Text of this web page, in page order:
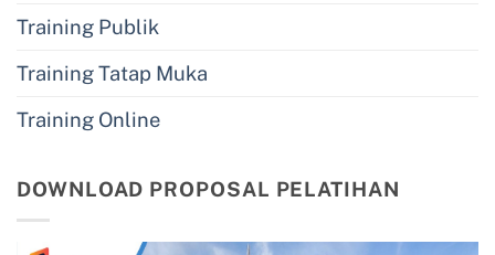
Training Publik
Training Tatap Muka
Training Online
DOWNLOAD PROPOSAL PELATIHAN